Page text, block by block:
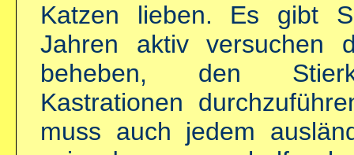
Katzen lieben. Es gibt
Jahren aktiv versuchen
beheben, den
Kastrationen
muss auch jedem